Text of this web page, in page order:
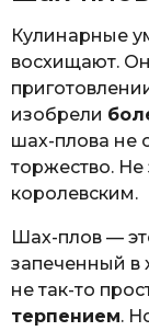
Кулинарные
восхищают.
изобрели
шах-плова не
торжество.
королевским.
Шах-плов —
запеченный в
не так-то
терпением.